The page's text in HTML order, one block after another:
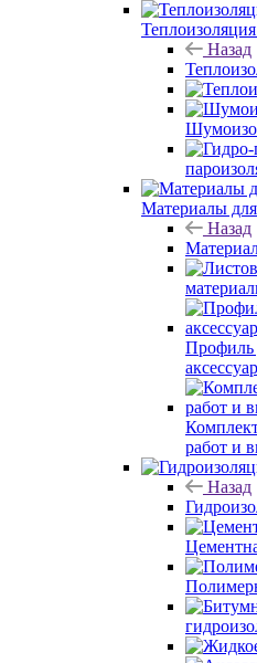
Назад
Материалы для
Назад
Профиль
работ и
Назад